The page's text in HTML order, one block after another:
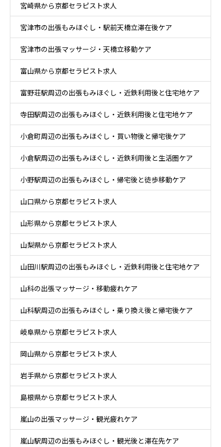
宮崎県から京都セラピスト求人
宮津市の出張もみほぐし・駅前天橋立滞在後ケア
宮津市の出張マッサージ・天橋立移動ケア
富山県から京都セラピスト求人
富野荘駅周辺の出張もみほぐし・近鉄利用後と住宅地ケア
寺田駅周辺の出張もみほぐし・近鉄利用後と住宅地ケア
小倉町周辺の出張もみほぐし・買い物後と帰宅後ケア
小倉駅周辺の出張もみほぐし・近鉄利用後と生活圏ケア
小野駅周辺の出張もみほぐし・帰宅後と徒歩移動ケア
山口県から京都セラピスト求人
山形県から京都セラピスト求人
山梨県から京都セラピスト求人
山田川駅周辺の出張もみほぐし・近鉄利用後と住宅地ケア
山科の出張マッサージ・移動疲れケア
山科駅周辺の出張もみほぐし・乗り換え後と帰宅後ケア
岐阜県から京都セラピスト求人
岡山県から京都セラピスト求人
岩手県から京都セラピスト求人
島根県から京都セラピスト求人
嵐山の出張マッサージ・観光疲れケア
嵐山駅周辺の出張もみほぐし・観光後と滞在先ケア